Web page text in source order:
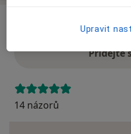
Přidejte
14 názorů
Upravit